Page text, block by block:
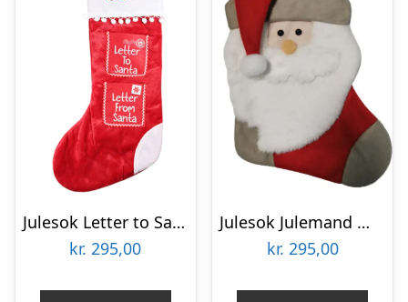
Julesok Letter to Santa med navn
kr. 295,00
Julesok Julemand med navn
kr. 295,00